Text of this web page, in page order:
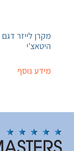
היטאצ'י
מידע נוסף